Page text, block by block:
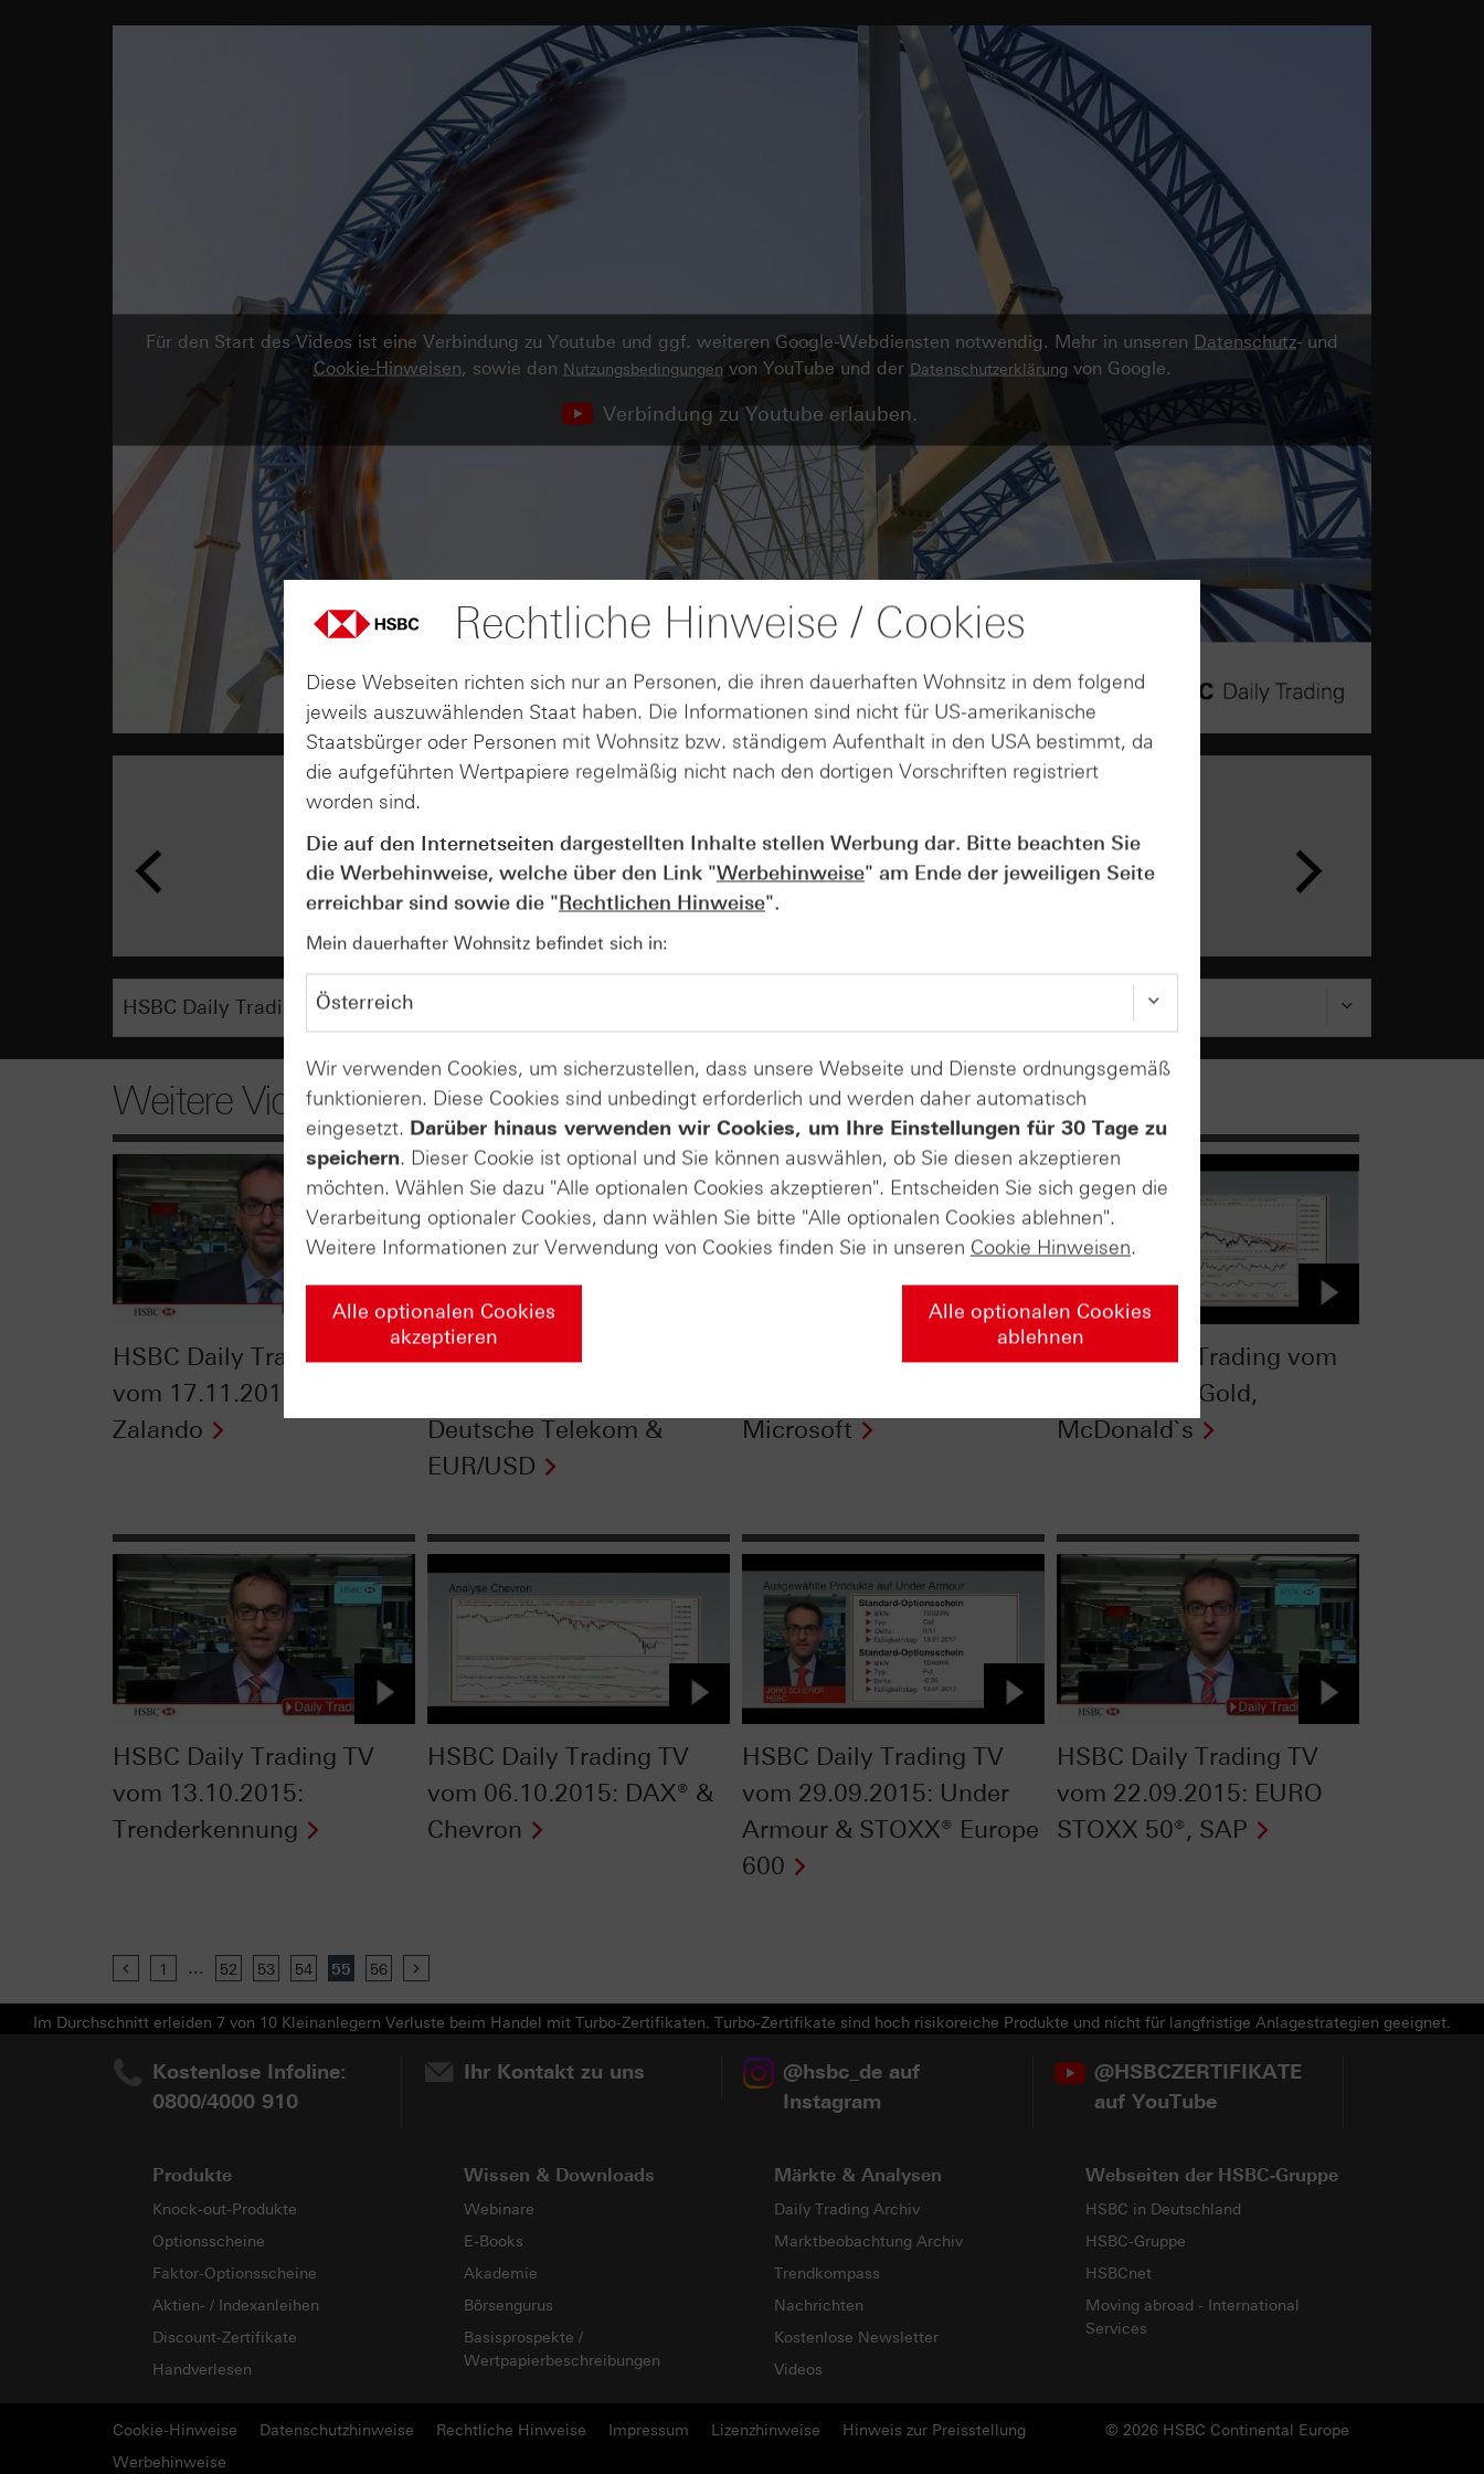
Für den Start des Videos ist eine Verbindung zu Youtube und ggf. weiteren Google-Webdiensten notwendig. Mehr in unseren Datenschutz- und
Cookie-Hinweisen, sowie den Nutzungsbedingungen von YouTube und der Datenschutzerklärung von Google.
Verbindung zu Youtube erlauben.
07
Wie lange bleibt der DAX® in
Rekordlaune? - ntv Zertifikate
07.08.26
Weitere Videos
HSBC Daily Trading TV
vom 17.11.2015: Gold &
Zalando
HSBC Daily Trading TV
Deutsche Telekom &
EUR/USD
HSBC Daily Trading TV
Microsoft
HSBC Daily Trading vom
20.10.2015: Gold,
McDonald`s
HSBC Daily Trading TV
vom 13.10.2015:
Trenderkennung
HSBC Daily Trading TV
vom 06.10.2015: DAX® &
Chevron
HSBC Daily Trading TV
vom 29.09.2015: Under
Armour & STOXX® Europe
600
HSBC Daily Trading TV
vom 22.09.2015: EURO
STOXX 50®, SAP
Previous
1 ... 52 53 54 55 56
Im Durchschnitt erleiden 7 von 10 Kleinanlegern Verluste beim Handel mit Turbo-Zertifikaten. Turbo-Zertifikate sind hoch risikoreiche Produkte und nicht für langfristige Anlagestrategien geeignet.
Kostenlose Infoline:
0800/4000 910
Ihr Kontakt zu uns
@hsbc_de auf
Instagram
@HSBCZERTIFIKATE
auf YouTube
Produkte
Knock-out-Produkte
Optionsscheine
Faktor-Optionsscheine
Aktien- / Indexanleihen
Discount-Zertifikate
Handverlesen
Wissen & Downloads
Webinare
E-Books
Akademie
Börsengurus
Basisprospekte /
Wertpapierbeschreibungen
Märkte & Analysen
Daily Trading Archiv
Marktbeobachtung Archiv
Trendkompass
Nachrichten
Kostenlose Newsletter
Videos
Webseiten der HSBC-Gruppe
HSBC in Deutschland
HSBC-Gruppe
HSBCnet
Moving abroad - International
Services
Cookie-Hinweise Datenschutzhinweise Rechtliche Hinweise Impressum Lizenzhinweise © 2026 HSBC Continental Europe
Hinweis zur Preisstellung
Werbehinweise
Rechtliche Hinweise / Cookies
Diese Webseiten richten sich nur an Personen, die ihren dauerhaften Wohnsitz in dem folgend
jeweils auszuwählenden Staat haben. Die Informationen sind nicht für US-amerikanische
Staatsbürger oder Personen mit Wohnsitz bzw. ständigem Aufenthalt in den USA bestimmt, da
die aufgeführten Wertpapiere regelmäßig nicht nach den dortigen Vorschriften registriert
worden sind.
Die auf den Internetseiten dargestellten Inhalte stellen Werbung dar. Bitte beachten Sie
die Werbehinweise, welche über den Link "Werbehinweise" am Ende der jeweiligen Seite
erreichbar sind sowie die "Rechtlichen Hinweise".
Mein dauerhafter Wohnsitz befindet sich in:
Wir verwenden Cookies, um sicherzustellen, dass unsere Webseite und Dienste ordnungsgemäß
funktionieren. Diese Cookies sind unbedingt erforderlich und werden daher automatisch
eingesetzt. Darüber hinaus verwenden wir Cookies, um Ihre Einstellungen für 30 Tage zu
speichern. Dieser Cookie ist optional und Sie können auswählen, ob Sie diesen akzeptieren
möchten. Wählen Sie dazu "Alle optionalen Cookies akzeptieren". Entscheiden Sie sich gegen die
Verarbeitung optionaler Cookies, dann wählen Sie bitte "Alle optionalen Cookies ablehnen".
Weitere Informationen zur Verwendung von Cookies finden Sie in unseren Cookie Hinweisen.
Alle optionalen Cookies
akzeptieren
Alle optionalen Cookies
ablehnen